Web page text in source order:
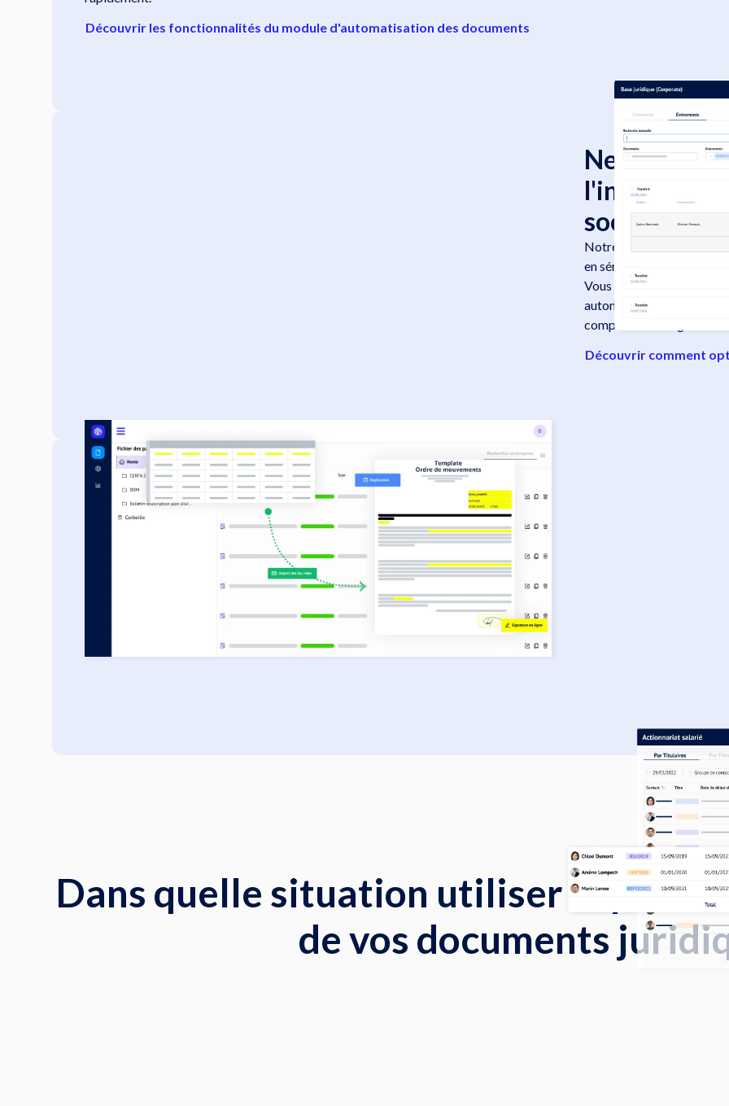
Découvrir les fonctionnalités du module d'automatisation des documents
Ne perdez
sociaux
Notre module de
en sérénité.
Vous pouvez utiliser
autonome et mettre
comptes Docusign ou
Découvrir comment
Mise à jour de votre compte Uplaw
Les documents produits à l'aide de notre module de Document Automation
peuvent être directement chargés dans votre licence.
Ainsi, post-opération, vos registres, votre table de capitalisation et vos plans
d'intéressement sont mis à jour automatiquement dans la solution, via notre API.
Découvrir comment intégrer facilement et simplement l'API d'Uplaw
Dans quelle situation utiliser la
de vos documents